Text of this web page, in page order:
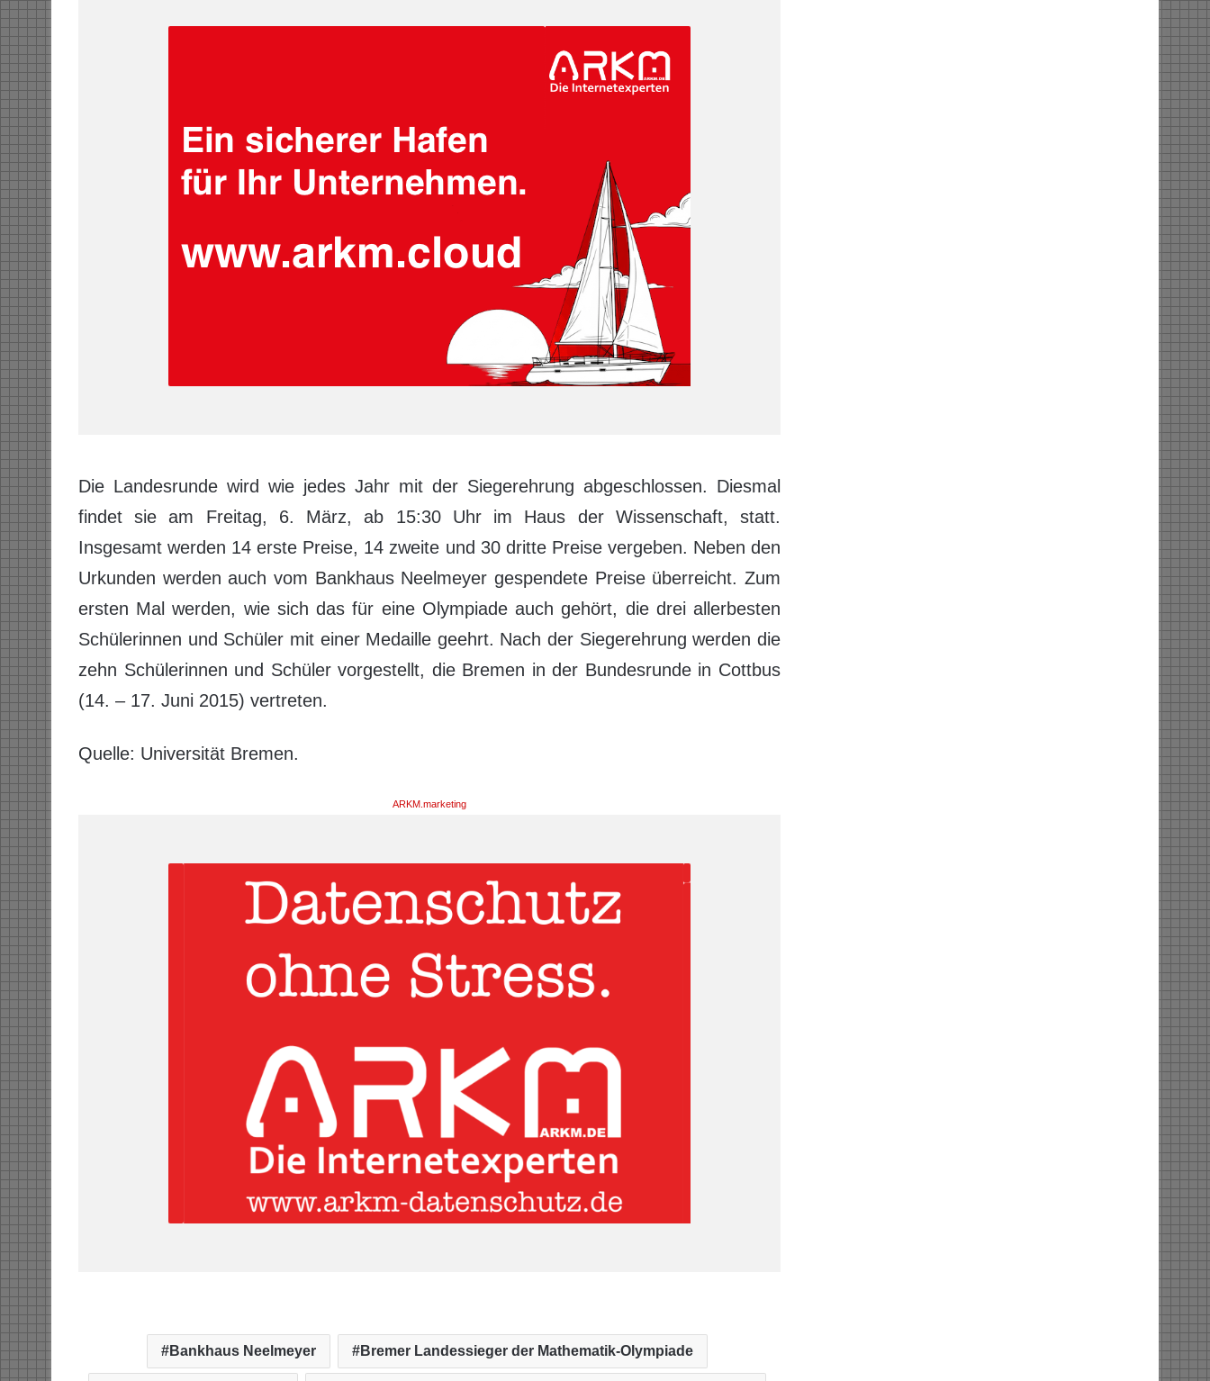
Die Landesrunde wird wie jedes Jahr mit der Siegerehrung abgeschlossen. Diesmal
findet sie am Freitag, 6. März, ab 15:30 Uhr im Haus der Wissenschaft, statt.
Insgesamt werden 14 erste Preise, 14 zweite und 30 dritte Preise vergeben. Neben den
Urkunden werden auch vom Bankhaus Neelmeyer gespendete Preise überreicht. Zum
ersten Mal werden, wie sich das für eine Olympiade auch gehört, die drei allerbesten
Schülerinnen und Schüler mit einer Medaille geehrt. Nach der Siegerehrung werden die
zehn Schülerinnen und Schüler vorgestellt, die Bremen in der Bundesrunde in Cottbus
(14. – 17. Juni 2015) vertreten.
Quelle: Universität Bremen.
ARKM.marketing
Bankhaus Neelmeyer Bremer Landessieger der Mathematik-Olympiade